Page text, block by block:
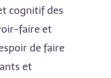
cognitif des
faire et
de faire
et